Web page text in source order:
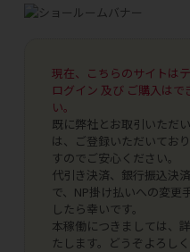
現在、こちらのサイトは
ログイン 及び ご購入は
い。
既に弊社とお取引いただ
は、ご登録いただいてお
すのでご安心ください。
代引き決済、銀行振込決
で、NP掛け払いへの変更
したら幸いです。
本稼働につきましては、
たします。どうぞよろし